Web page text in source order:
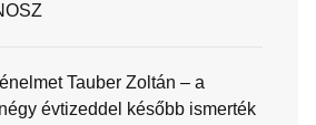
Tauber Zoltán – a
évtizeddel később ismerték